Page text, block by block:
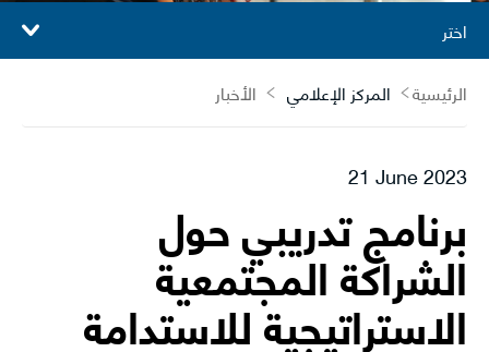
اختر
الرئيسية
المركز الإعلامي الأخبار
21 June 2023
برنامج تدريبي حول
الشراكة المجتمعية
الاستراتيجية للاستدامة